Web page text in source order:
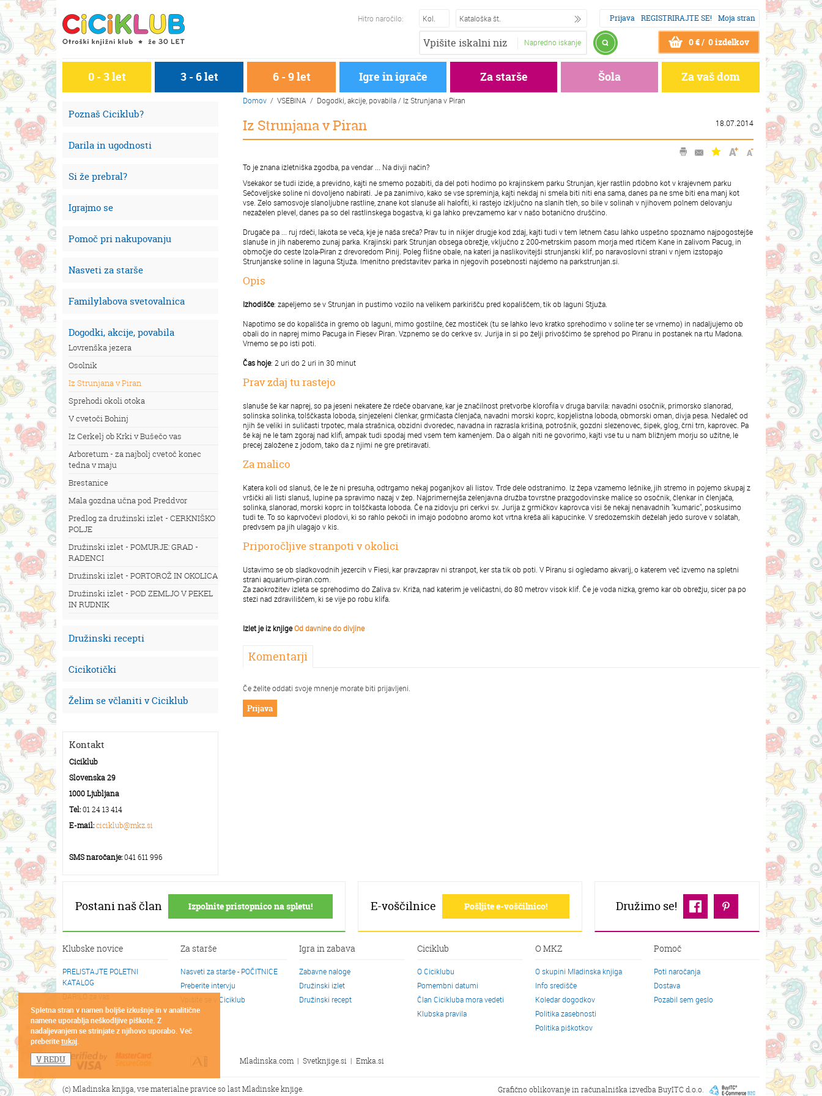
Spletna stran v namen boljše izkušnje in v analitične
namene uporablja neškodljive piškote. Z
nadaljevanjem se strinjate z njihovo uporabo. Več
preberitetukaj
V REDU
Hitro naročilo: Prijava REGISTRIRAJTE SE! Moja stran
Napredno iskanje 0 € / 0 izdelkov
0 - 3 let 3 - 6 let 6 - 9 let Igre in igrače Za starše Šola Za vaš dom
Poznaš Ciciklub?
Darila in ugodnosti
Si že prebral?
Igrajmo se
Pomoč pri nakupovanju
Nasveti za starše
Familylabova svetovalnica
Dogodki, akcije, povabila
Lovrenška jezera
Osolnik
Iz Strunjana v Piran
Sprehodi okoli otoka
V cvetoči Bohinj
Iz Cerkelj ob Krki v Bušečo vas
Arboretum - za najbolj cvetoč konec
tedna v maju
Brestanice
Mala gozdna učna pod Preddvor
Predlog za družinski izlet - CERKNIŠKO
POLJE
Družinski izlet - POMURJE: GRAD -
RADENCI
Družinski izlet - PORTOROŽ IN OKOLICA
Družinski izlet - POD ZEMLJO V PEKEL
IN RUDNIK
Družinski recepti
Cicikotički
Želim se včlaniti v Ciciklub
Kontakt
Ciciklub
Slovenska 29
1000 Ljubljana
Tel:01 24 13 414
E-mail:ciciklub@mkz.si
SMS naročanje:041 611 996
Domov / VSEBINA / Dogodki, akcije, povabila / Iz Strunjana v Piran
18.07.2014
Iz Strunjana v Piran
To je znana izletniška zgodba, pa vendar ... Na divji način?
Vsekakor se tudi izide, a previdno, kajti ne smemo pozabiti, da del poti hodimo po krajinskem parku Strunjan, kjer rastlin pdobno kot v krajevnem parku
Sečoveljske soline ni dovoljeno nabirati. Je pa zanimivo, kako se vse spreminja, kajti nekdaj ni smela biti niti ena sama, danes pa ne sme biti ena manj kot
vse. Zelo samosvoje slanoljubne rastline, znane kot slanuše ali halofiti, ki rastejo izključno na slanih tleh, so bile v solinah v njihovem polnem delovanju
nezaželen plevel, danes pa so del rastlinskega bogastva, ki ga lahko prevzamemo kar v našo botanično druščino.
Drugače pa ... ruj rdeči, lakota se veča, kje je naša sreča? Prav tu in nikjer drugje kod zdaj, kajti tudi v tem letnem času lahko uspešno spoznamo najpogostejše
slanuše in jih naberemo zunaj parka. Krajinski park Strunjan obsega obrežje, vključno z 200-metrskim pasom morja med rtičem Kane in zalivom Pacug, in
območje do ceste Izola-Piran z drevoredom Pinij. Poleg flišne obale, na kateri ja naslikovitejši strunjanski klif, po naravoslovni strani v njem izstopajo
Strunjanske soline in laguna Stjuža. Imenitno predstavitev parka in njegovih posebnosti najdemo na parkstrunjan.si.
Opis
Izhodišče: zapeljemo se v Strunjan in pustimo vozilo na velikem parkirišču pred kopališčem, tik ob laguni Stjuža.
Napotimo se do kopališča in gremo ob laguni, mimo gostilne, čez mostiček (tu se lahko levo kratko sprehodimo v soline ter se vrnemo) in nadaljujemo ob
obali do in naprej mimo Pacuga in Fiesev Piran. Vzpnemo se do cerkve sv. Jurija in si po želji privoščimo še sprehod po Piranu in postanek na rtu Madona.
Vrnemo se po isti poti.
Čas hoje: 2 uri do 2 uri in 30 minut
Prav zdaj tu rastejo
slanuše še kar naprej, so pa jeseni nekatere že rdeče obarvane, kar je značilnost pretvorbe klorofila v druga barvila: navadni osočnik, primorsko slanorad,
solinska solinka, tolščkasta loboda, sinjezeleni členkar, grmičasta členjača, navadni morski koprc, kopjelistna loboda, obmorski oman, divja pesa. Nedaleč od
njih še veliki in suličasti trpotec, mala strašnica, obzidni dvoredec, navadna in razrasla krišina, potrošnik, gozdni slezenovec, šipek, glog, črni trn, kaprovec. Pa
še kaj ne le tam zgoraj nad klifi, ampak tudi spodaj med vsem tem kamenjem. Da o algah niti ne govorimo, kajti vse tu u nam bližnjem morju so užitne, le
precej založene z jodom, tako da z njimi ne gre pretiravati.
Za malico
Katera koli od slanuš, če le že ni presuha, odtrgamo nekaj poganjkov ali listov. Trde dele odstranimo. Iz žepa vzamemo lešnike, jih stremo in pojemo skupaj z
vršički ali listi slanuš, lupine pa spravimo nazaj v žep. Najprimernejša zelenjavna družba tovrstne prazgodovinske malice so osočnik, členkar in členjača,
solinka, slanorad, morski koprc in tolščkasta loboda. Če na zidovju pri cerkvi sv. Jurija z grmičkov kaprovca visi še nekaj nenavadnih "kumaric", poskusimo
tudi te. To so kaprvočevi plodovi, ki so rahlo pekoči in imajo podobno aromo kot vrtna kreša ali kapucinke. V sredozemskih deželah jedo surove v solatah,
predvsem pa jih ulagajo v kis.
Priporočljive stranpoti v okolici
Ustavimo se ob sladkovodnih jezercih v Fiesi, kar pravzaprav ni stranpot, ker sta tik ob poti. V Piranu si ogledamo akvarij, o katerem več izvemo na spletni
strani aquarium-piran.com.
Za zaokrožitev izleta se sprehodimo do Zaliva sv. Križa, nad katerim je veličastni, do 80 metrov visok klif. Če je voda nizka, gremo kar ob obrežju, sicer pa po
stezi nad zdraviliščem, ki se vije po robu klifa.
Izlet je iz knjigeOd davnine do divjine
Komentarji
Če želite oddati svoje mnenje morate biti prijavljeni.
Prijava
Postani naš član Izpolnite pristopnico na spletu! E-voščilnice Pošljite e-voščilnico! Družimo se!
Klubske novice
PRELISTAJTE POLETNI
KATALOG
DARILO za vas
Cicikotički
Za starše
Nasveti za starše - POČITNICE
Preberite intervju
Vpišite se v Ciciklub
Igra in zabava
Zabavne naloge
Družinski izlet
Družinski recept
Ciciklub
O Ciciklubu
Pomembni datumi
Član Cicikluba mora vedeti
Klubska pravila
O MKZ
O skupini Mladinska knjiga
Info središče
Koledar dogodkov
Politika zasebnosti
Politika piškotkov
Pomoč
Poti naročanja
Dostava
Pozabil sem geslo
Mladinska.com| Svetknjige.si | Emka.si
(c) Mladinska knjiga, vse materialne pravice so last Mladinske knjige. Grafično oblikovanje in računalniška izvedbaBuyITC d.o.o.